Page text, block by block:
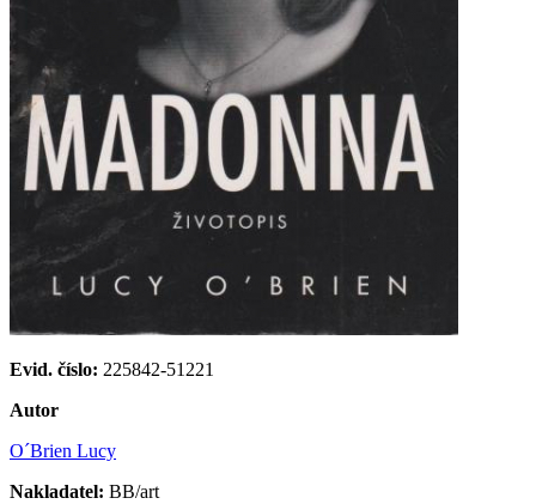
Evid. číslo: 225842-51221
Autor
O´Brien Lucy
Nakladatel: BB/art